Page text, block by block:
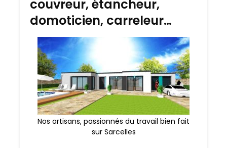
couvreur, étancheur,
domoticien, carreleur…
Nos artisans, passionnés du travail bien fait
sur Sarcelles